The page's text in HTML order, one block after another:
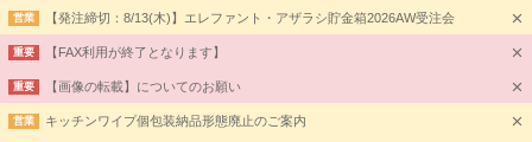
営業 【発注締切：8/13(木)】エレファント・アザラシ貯金箱2026AW受注会
重要 【FAX利用が終了となります】
重要 【画像の転載】についてのお願い
営業 キッチンワイプ個包装納品形態廃止のご案内